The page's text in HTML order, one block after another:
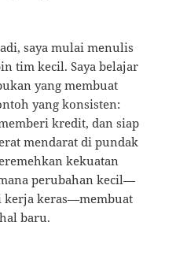
saya mulai menulis
tim kecil. Saya belajar
yang membuat
yang konsisten:
kredit, dan siap
mendarat di pundak
kekuatan
perubahan kecil—
kerja keras—membuat
baru.